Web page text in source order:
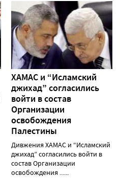
ХАМАС и “Исламский
джихад” согласились
войти в состав
Организации
освобождения
Палестины
Дивжения ХАМАС и “Исламский
джихад” согласились войти в
состав Организации
освобождения ......